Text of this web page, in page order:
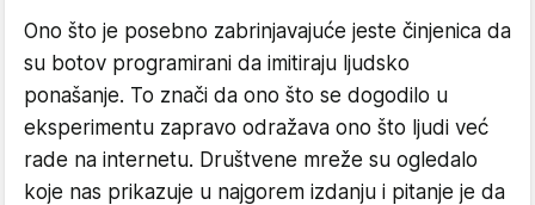
Ono što je posebno zabrinjavajuće jeste činjenica da
su botov programirani da imitiraju ljudsko
ponašanje. To znači da ono što se dogodilo u
eksperimentu zapravo odražava ono što ljudi već
rade na internetu. Društvene mreže su ogledalo
koje nas prikazuje u najgorem izdanju i pitanje je da